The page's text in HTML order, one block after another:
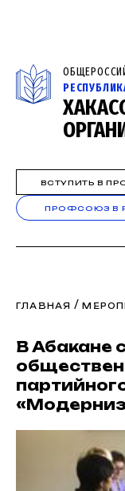
ВСТУПИТЬ В
ПРОФСОЮЗ В
ГЛАВНАЯ /
В Абакане